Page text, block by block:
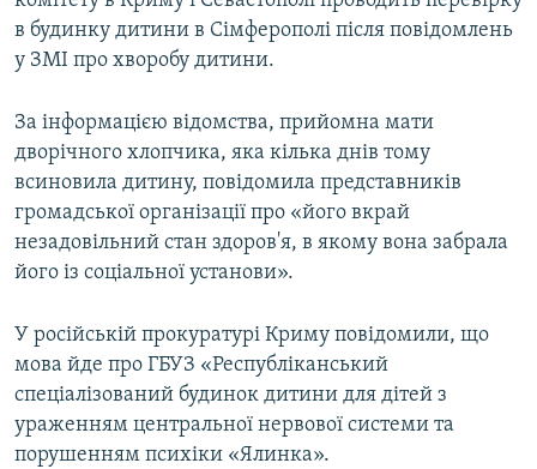
в будинку дитини в Сімферополі після повідомлень
у ЗМІ про хворобу дитини.
За інформацією відомства, прийомна мати
дворічного хлопчика, яка кілька днів тому
всиновила дитину, повідомила представників
громадської організації про «його вкрай
незадовільний стан здоров'я, в якому вона забрала
його із соціальної установи».
У російській прокуратурі Криму повідомили, що
мова йде про ГБУЗ «Республіканський
спеціалізований будинок дитини для дітей з
ураженням центральної нервової системи та
порушенням психіки «Ялинка».